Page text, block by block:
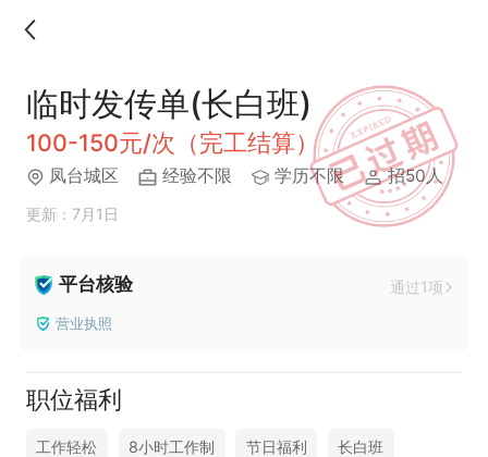
临时发传单(长白班)
100-150元/次（完工结算）
凤台城区 经验不限 学历不限 招50人
更新：7月1日
平台核验 通过1项
营业执照
职位福利
工作轻松 8小时工作制 节日福利 长白班